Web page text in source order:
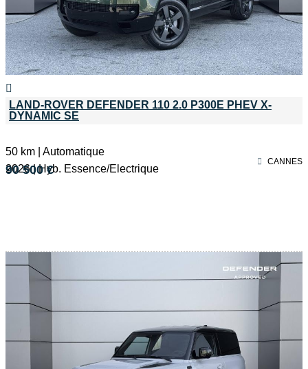
LAND-ROVER DEFENDER 110 2.0 P300E PHEV X-
DYNAMIC SE
50 km | Automatique
2026 | Hyb. Essence/Electrique
90 500 €
CANNES